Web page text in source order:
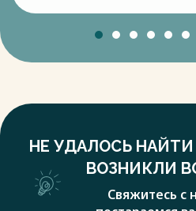
НЕ УДАЛОСЬ
ВОЗНИКЛИ
Свяжитесь с